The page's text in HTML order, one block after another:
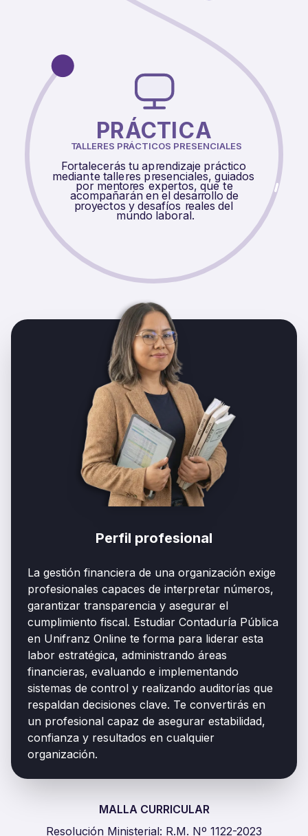
PRÁCTICA
TALLERES PRÁCTICOS PRESENCIALES
Fortalecerás tu aprendizaje práctico
mediante talleres presenciales, guiados
por mentoresexpertos, que te
acompañarán en el desarrollo de
proyectos y desafíos reales del
mundo laboral.
Perfil profesional
La gestión financiera de una organización exige
profesionales capaces de interpretar números,
garantizar transparencia y asegurar el
cumplimiento fiscal. Estudiar Contaduría Pública
en Unifranz Online te forma para liderar esta
labor estratégica, administrando áreas
financieras, evaluando e implementando
sistemas de control y realizando auditorías que
respaldan decisiones clave. Te convertirás en
un profesional capaz de asegurar estabilidad,
confianza y resultados en cualquier
organización.
MALLA CURRICULAR
Resolución Ministerial: R.M. Nº 1122-2023